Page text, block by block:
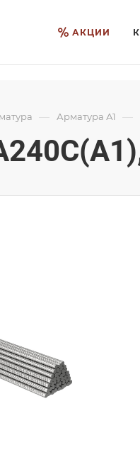
АКЦИИ
— Арматура А1 —